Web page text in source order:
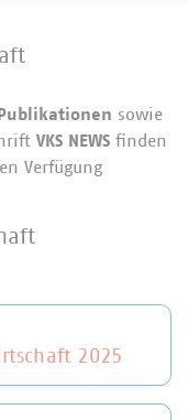
Publikationen sowie
VKS NEWS finden
Verfügung
2025